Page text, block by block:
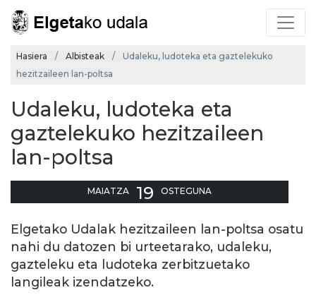
Hasiera Albisteak
Udaleku, ludoteka eta gaztelekuko
hezitzaileen lan-poltsa
Udaleku, ludoteka eta
gaztelekuko hezitzaileen
lan-poltsa
MAIATZA 19 OSTEGUNA
Elgetako Udalak hezitzaileen lan-poltsa osatu
nahi du datozen bi urteetarako, udaleku,
gazteleku eta ludoteka zerbitzuetako
langileak izendatzeko.